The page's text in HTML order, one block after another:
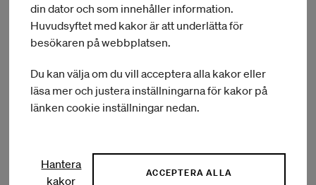
I Malmö organiseras residensen tillsammans med Malmö
högskola K3, Inter Arts Center, Moderna Museet Malmö,
Malmö Konstmuseum, Malmö Konsthall, Signal, Center för
Lunds konsthall och Lilith Performance Studio.
I Umeå organiseras residensen i samarbete med Umeå
Kommun, Umeå konsthögskola, Bildmuseet Umeå, Vita
residensprogrammen i
Göteborg, Malmö och Umeå
din dator och som innehåller information.
Huvudsyftet med kakor är att underlätta för
besökaren på webbplatsen.
Du kan välja om du vill acceptera alla kakor eller
läsa mer och justera inställningarna för kakor på
länken cookie inställningar nedan.
Hantera
kakor
ACCEPTERA ALLA